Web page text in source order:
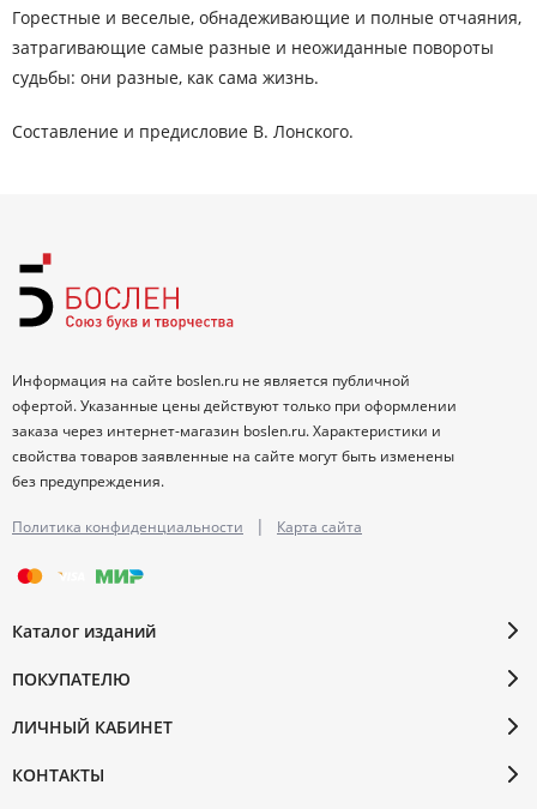
Горестные и веселые, обнадеживающие и полные отчаяния,
затрагивающие самые разные и неожиданные повороты
судьбы: они разные, как сама жизнь.
Составление и предисловие В. Лонского.
Информация на сайте boslen.ru не является публичной
офертой. Указанные цены действуют только при оформлении
заказа через интернет-магазин boslen.ru. Характеристики и
свойства товаров заявленные на сайте могут быть изменены
без предупреждения.
Политика конфиденциальности | Карта сайта
Каталог изданий
ПОКУПАТЕЛЮ
ЛИЧНЫЙ КАБИНЕТ
КОНТАКТЫ